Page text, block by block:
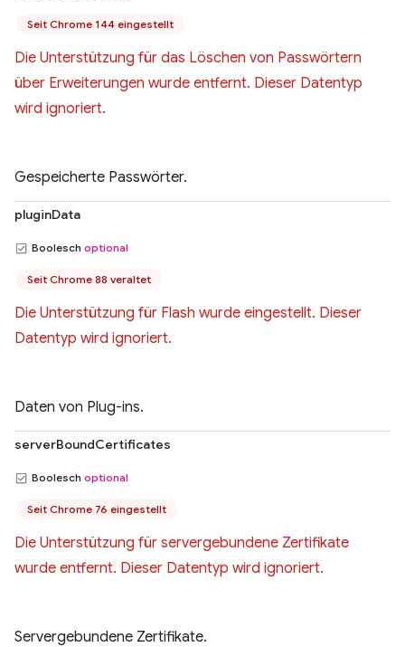
Seit Chrome 144 eingestellt
Die Unterstützung für das Löschen von Passwörtern
über Erweiterungen wurde entfernt. Dieser Datentyp
wird ignoriert.
Gespeicherte Passwörter.
pluginData
Boolesch optional
Seit Chrome 88 veraltet
Die Unterstützung für Flash wurde eingestellt. Dieser
Datentyp wird ignoriert.
Daten von Plug-ins.
serverBoundCertificates
Boolesch optional
Seit Chrome 76 eingestellt
Die Unterstützung für servergebundene Zertifikate
wurde entfernt. Dieser Datentyp wird ignoriert.
Servergebundene Zertifikate.